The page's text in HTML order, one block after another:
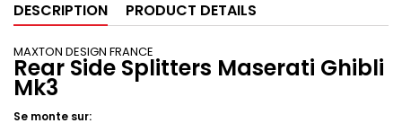
DESCRIPTION PRODUCT DETAILS
MAXTON DESIGN FRANCE
Rear Side Splitters Maserati Ghibli
Mk3
Se monte sur: